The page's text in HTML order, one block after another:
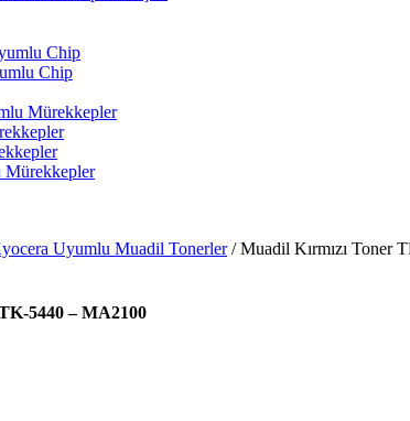
Chip
Chip
Mürekkepler
Uyumlu Muadil Tonerler/ Muadil Kırmızı Toner
5440 – MA2100